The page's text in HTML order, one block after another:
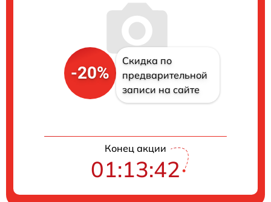
-20%
Скидка по
предварительной
записи на сайте
Конец акции
01:13:41